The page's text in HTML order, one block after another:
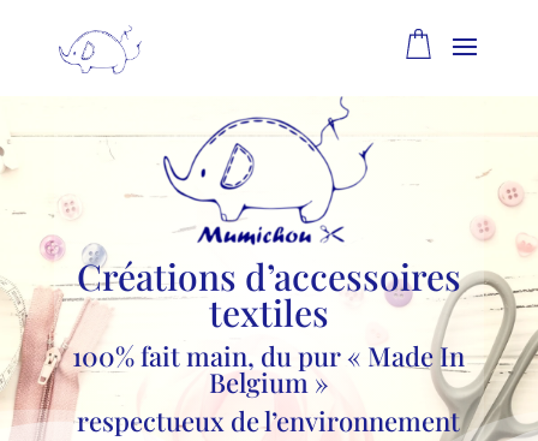
Créations d’accessoires
textiles
100% fait main, du pur « Made In
Belgium »
respectueux de l’environnement